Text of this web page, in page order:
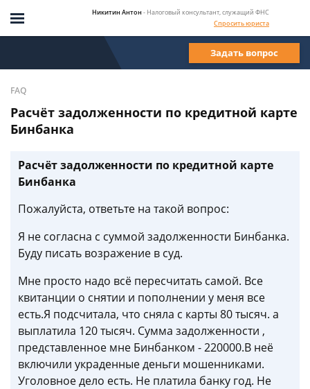
Никитин Антон - Налоговый консультант, служащий ФНС
Спросить юриста
Задать вопрос
FAQ
Расчёт задолженности по кредитной карте
Бинбанка
Расчёт задолженности по кредитной карте
Бинбанка
Пожалуйста, ответьте на такой вопрос:
Я не согласна с суммой задолженности Бинбанка.
Буду писать возражение в суд.
Мне просто надо всё пересчитать самой. Все
квитанции о снятии и пополнении у меня все
есть.Я подсчитала, что сняла с карты 80 тысяч. а
выплатила 120 тысяч. Сумма задолженности ,
представленное мне Бинбанком - 220000.В неё
включили украденные деньги мошенниками.
Уголовное дело есть. Не платила банку год. Не